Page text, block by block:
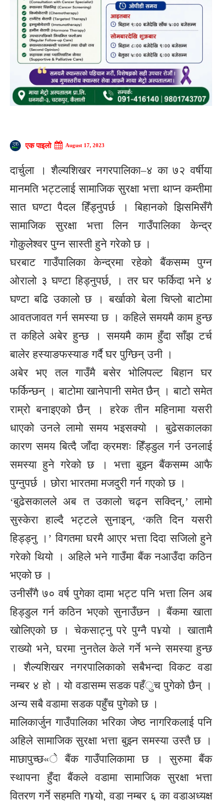
एक पाइलो August 17, 2023
दार्चुला । शैल्यशिखर नगरपालिका–४ का ७२ वर्षीया
मानमति भट्टलाई सामाजिक सुरक्षा भत्ता थाप्न कम्तीमा
सात घण्टा पैदल हिँड्नुपर्छ । बिहानको झिसमिसँगै
सामाजिक सुरक्षा भत्ता लिन गाउँपालिका केन्द्र
गोकुलेश्वर पुग्न सास्ती हुने गरेको छ ।
घरबाट गाउँपालिका केन्द्रमा रहेको बैंकसम्म पुग्न
ओरालो ३ घण्टा हिड्नुपर्छ, । तर घर फर्किदा भने ४
घण्टा बढि उकालो छ । बर्खाको बेला चिप्लो बाटोमा
आवतजावत गर्न समस्या छ । कहिले समयमै काम हुन्छ
त कहिले अबेर हुन्छ । समयमै काम हुँदा साँझ टर्च
बालेर हस्याङफस्याङ गर्दै घर पुग्छिन् उनी ।
अबेर भए तल गाउँमै बसेर भोलिपल्ट बिहान घर
फर्किन्छन् । बाटोमा खानेपानी समेत छैन् । बाटो समेत
राम्रो बनाइएको छैन् । हरेक तीन महिनामा यसरी
धाएको उनले लामो समय भइसक्यो । बुढेसकालका
कारण समय बित्दै जाँदा क्रमशः हिँड्डुल गर्न उनलाई
समस्या हुने गरेको छ । भत्ता बुझ्न बैंकसम्म आफै
पुग्नुपर्छ । छोरा भारतमा मजदुरी गर्न गएको छ ।
‘बुढेसकालले अब त उकालो चढ्न सक्दिन्,’ लामो
सुस्केरा हाल्दै भट्टले सुनाइन्, ‘कति दिन यसरी
हिड्ड्नु ।’ विगतमा घरमै आएर भत्ता दिदा सजिलो हुने
गरेको थियो । अहिले भने गाउँमा बैंक नआउँदा कठिन
भएको छ ।
उनीसँगै ७० वर्ष पुगेका दामा भट्ट पनि भत्ता लिन अब
हिड्डुल गर्न कठिन भएको सुनाउँछन । बैंकमा खाता
खोलिएको छ । चेकसाट्नु परे पुग्नै प¥यो । खातामै
राख्यो भने, घरमा नुनतेल केले गर्ने भन्ने समस्या हुन्छ
। शैल्यशिखर नगरपालिकाको सबैभन्दा विकट वडा
नम्बर ४ हो । यो वडासम्म सडक पहँुच पुगेको छैन् ।
अन्य सबै वडामा सडक पहुँच पुगेको छ ।
मालिकार्जुन गाउँपालिका भरिका जेष्ठ नागरिकलाई पनि
अहिले सामाजिक सुरक्षा भत्ता बुझ्न समस्या उस्तै छ ।
माछापुच्छ«े बैंक गाउँपालिकामा छ । सुरुमा बैंक
स्थापना हुँदा बैंकले वडामा सामाजिक सुरक्षा भत्ता
वितरण गर्ने सहमति ग¥यो, वडा नम्बर ६ का वडाअध्यक्ष